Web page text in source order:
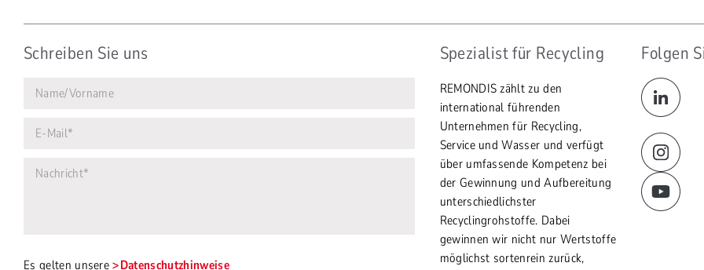
Schreiben Sie uns
Es gelten unsere Datenschutzhinweise
Spezialist für Recycling
REMONDIS zählt zu den
international führenden
Unternehmen für Recycling,
Service und Wasser und verfügt
über umfassende Kompetenz bei
der Gewinnung und Aufbereitung
unterschiedlichster
Recyclingrohstoffe. Dabei
gewinnen wir nicht nur Wertstoffe
möglichst sortenrein zurück,
Folgen